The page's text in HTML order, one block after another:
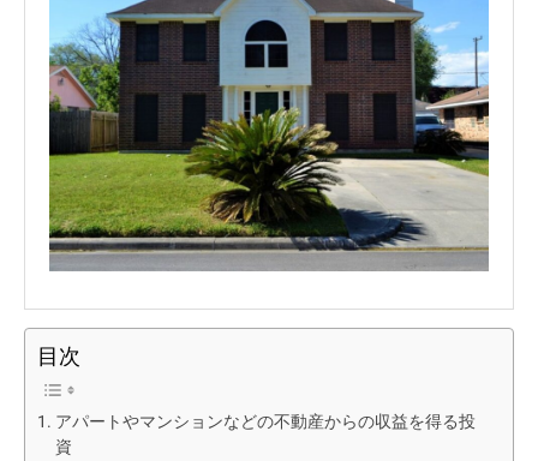
目次
アパートやマンションなどの不動産からの収益を得る投
資